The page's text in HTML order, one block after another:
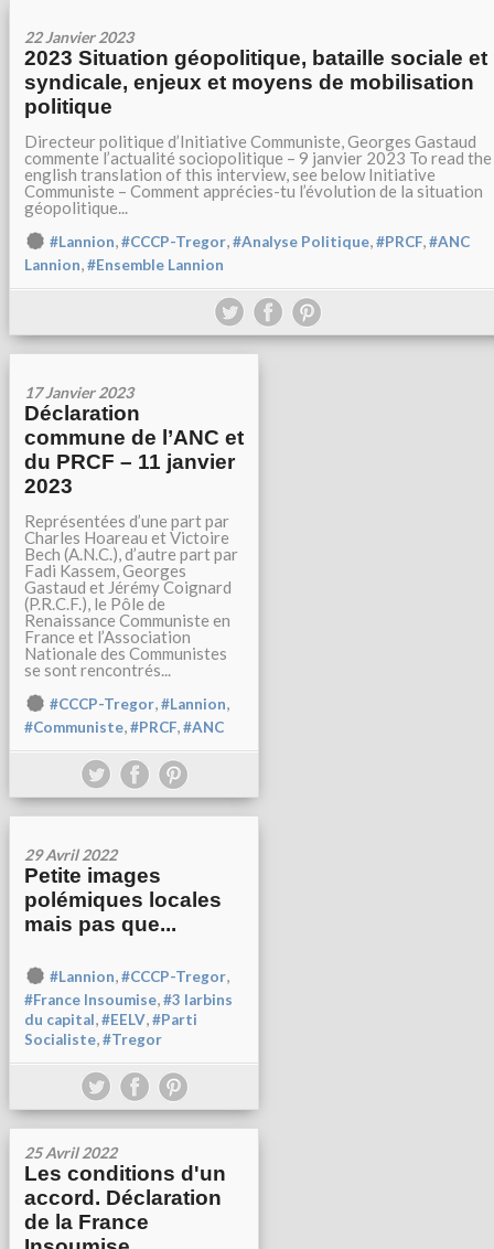
22 Janvier 2023
2023 Situation géopolitique, bataille sociale et
syndicale, enjeux et moyens de mobilisation
politique
Directeur politique d’Initiative Communiste, Georges Gastaud
commente l’actualité sociopolitique – 9 janvier 2023 To read the
english translation of this interview, see below Initiative
Communiste – Comment apprécies-tu l’évolution de la situation
géopolitique...
#Lannion,#CCCP-Tregor,#Analyse Politique,#PRCF,#ANC
Lannion,#Ensemble Lannion
17 Janvier 2023
Déclaration
commune de l’ANC et
du PRCF – 11 janvier
2023
Représentées d’une part par
Charles Hoareau et Victoire
Bech (A.N.C.), d’autre part par
Fadi Kassem, Georges
Gastaud et Jérémy Coignard
(P.R.C.F.), le Pôle de
Renaissance Communiste en
France et l’Association
Nationale des Communistes
se sont rencontrés...
#CCCP-Tregor,#Lannion,
#Communiste,#PRCF,#ANC
29 Avril 2022
Petite images
polémiques locales
mais pas que...
#Lannion,#CCCP-Tregor,
#France Insoumise,#3 larbins
du capital,#EELV,#Parti
Socialiste,#Tregor
25 Avril 2022
Les conditions d'un
accord. Déclaration
de la France